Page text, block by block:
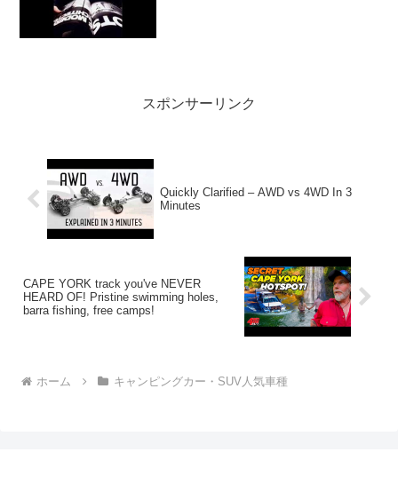
スポンサーリンク
Quickly Clarified – AWD vs 4WD In 3
Minutes
CAPE YORK track you've NEVER
HEARD OF! Pristine swimming holes,
barra fishing, free camps!
ホーム キャンピングカー・SUV人気車種